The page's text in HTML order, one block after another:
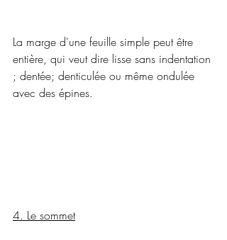
La marge d'une feuille simple peut être
entière, qui veut dire lisse sans indentation
; dentée; denticulée ou même ondulée
avec des épines.
4. Le sommet